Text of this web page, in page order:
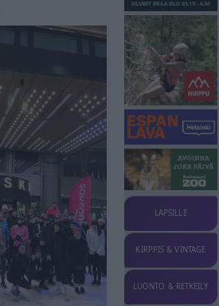
LAPSILLE
KIRPPIS & VINTAGE
LUONTO & RETKEILY